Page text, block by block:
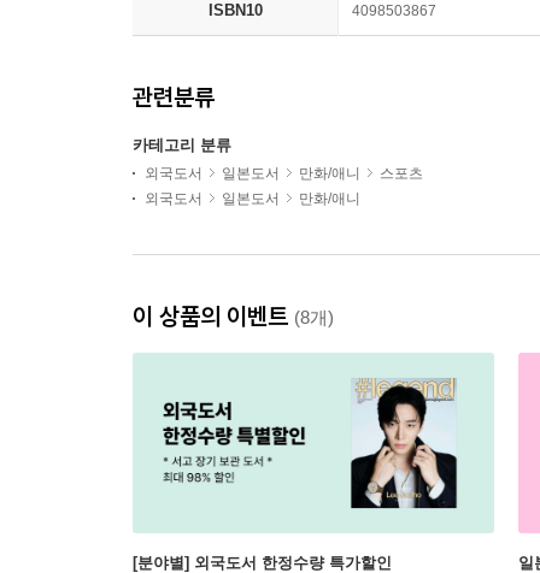
ISBN10 4098503867
관련분류
카테고리 분류
외국도서 일본도서 만화/애니
스포츠
외국도서
일본도서 만화/애니
이 상품의 이벤트 (8개)
[분야별] 외국도서 한정수량 특가할인 일